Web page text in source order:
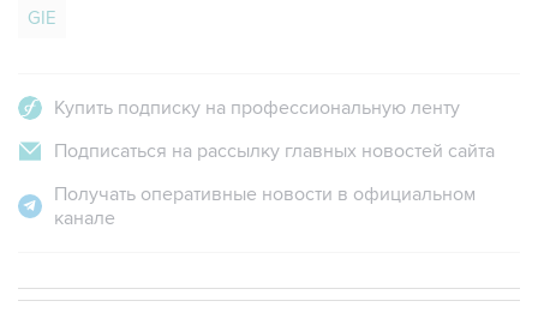
GIE
Купить подписку на профессиональную ленту
Подписаться на рассылку главных новостей сайта
Получать оперативные новости в официальном
канале